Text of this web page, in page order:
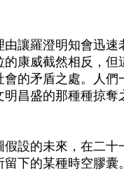
由讓羅澄明知會迅
的康威截然相反，
會的矛盾之處。人
昌盛的那種種掠奪
假設的未來，在二
留下的某種時空膠